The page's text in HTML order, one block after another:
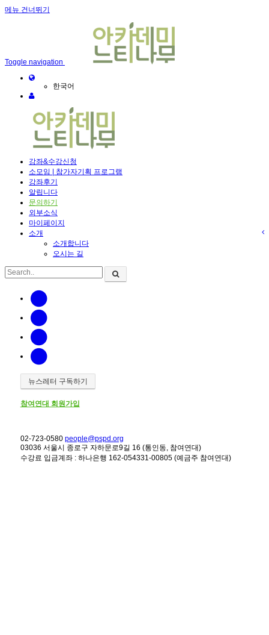
메뉴 건너뛰기
Toggle navigation
한국어
강좌&수강신청
소모임 | 참가자기획 프로그램
강좌후기
알립니다
문의하기
외부소식
마이페이지
소개
소개합니다
오시는 길
뉴스레터 구독하기
참여연대 회원가입
02-723-0580 people@pspd.org
03036 서울시 종로구 자하문로9길 16 (통인동, 참여연대)
수강료 입금계좌 : 하나은행 162-054331-00805 (예금주 참여연대)